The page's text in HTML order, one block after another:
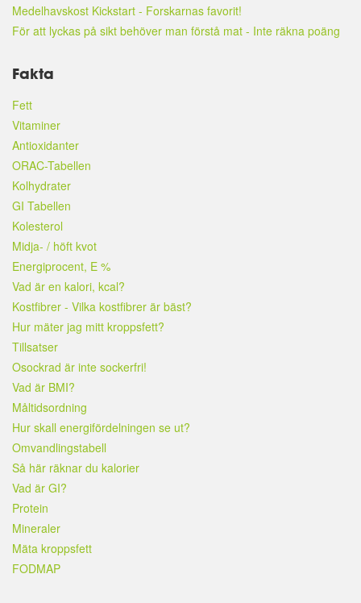
Medelhavskost Kickstart - Forskarnas favorit!
För att lyckas på sikt behöver man förstå mat - Inte räkna poäng
Fakta
Fett
Vitaminer
Antioxidanter
ORAC-Tabellen
Kolhydrater
GI Tabellen
Kolesterol
Midja- / höft kvot
Energiprocent, E %
Vad är en kalori, kcal?
Kostfibrer - Vilka kostfibrer är bäst?
Hur mäter jag mitt kroppsfett?
Tillsatser
Osockrad är inte sockerfri!
Vad är BMI?
Måltidsordning
Hur skall energifördelningen se ut?
Omvandlingstabell
Så här räknar du kalorier
Vad är GI?
Protein
Mineraler
Mäta kroppsfett
FODMAP